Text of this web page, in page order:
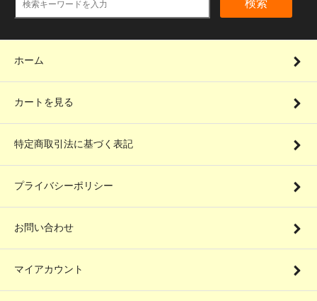
検索
ホーム
カートを見る
特定商取引法に基づく表記
プライバシーポリシー
お問い合わせ
マイアカウント